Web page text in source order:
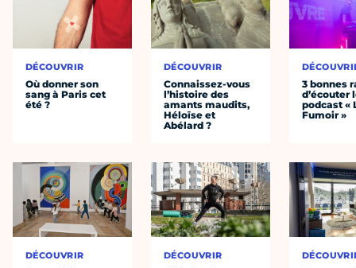
DÉCOUVRIR
Où donner son
sang à Paris cet
été ?
DÉCOUVRIR
DÉCOUVRIR
Connaissez-vous
l’histoire des
amants maudits,
Héloïse et
Abélard ?
DÉCOUVRIR
3 bonnes
d’écouter
podcast «
Fumoir »